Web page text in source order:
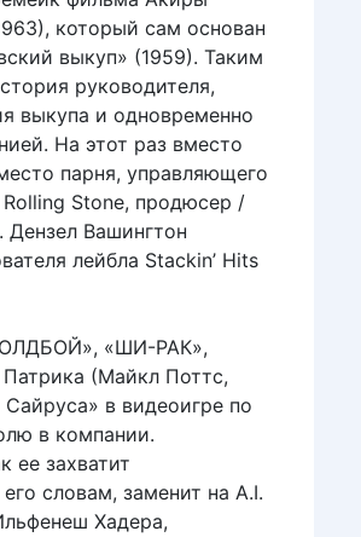
который сам основан
выкуп» (1959). Таким
руководителя,
выкупа и одновременно
На этот раз вместо
парня, управляющего
Stone, продюсер /
Дензел Вашингтон
лейбла Stackin’ Hits
«ШИ-РАК»,
(Майкл Поттс,
в видеоигре по
в компании.
ее захватит
словам, заменит на A.I.
Хадера,